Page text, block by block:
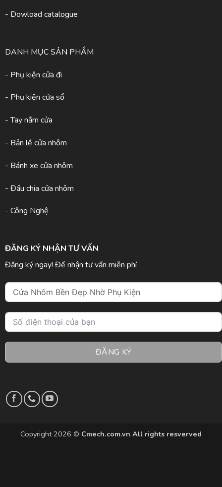
- Dowload catalogue
DANH MỤC SẢN PHẨM
- Phụ kiện cửa đi
- Phụ kiện cửa sổ
- Tay nắm cửa
- Bản lề cửa nhôm
- Bánh xe cửa nhôm
- Đầu chia cửa nhôm
- Công Nghệ
ĐĂNG KÝ NHẬN TƯ VẤN
Đăng ký ngay! Để nhận tư vấn miễn phí
ĐĂNG KÝ
Copyright 2026 © Cmech.com.vn All rights resverved